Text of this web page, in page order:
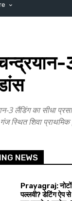
3 लैंडिंग का सीधा
स्थित शिवा
NEWS
Prayagraj: नोटों
पल्लवी? डेटिंग ऐप